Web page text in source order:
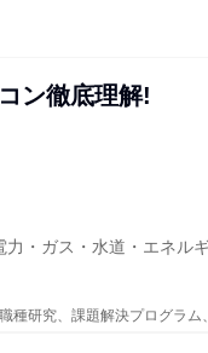
ン徹底理解!
・ガス・水道・エネル
種研究、課題解決プログラム